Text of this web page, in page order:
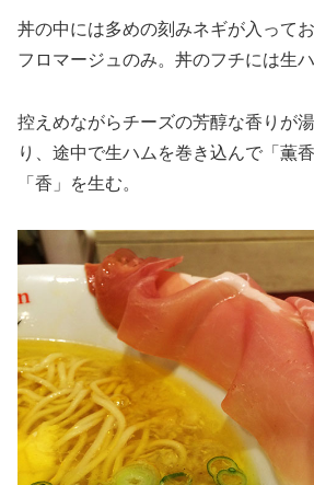
丼の中には多めの刻みネギが入って
フロマージュのみ。丼のフチには生
控えめながらチーズの芳醇な香りが
り、途中で生ハムを巻き込んで「薫
「香」を生む。